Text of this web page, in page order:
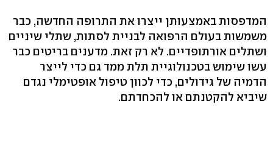
המדפסות באמצעותן ייצרו את התרופה החדשה, כבר
משמשות בעולם הרפואה לבניית לסתות, שתלי שיניים
ושתלים אורתופדיים. לא רק זאת. מדענים בריטים כבר
עשו שימוש בטכנולוגיית תלת ממד גם כדי לייצר
הדמיה של גידולים, כדי לכוון טיפול אופטימלי נגדם
שיביא להקטנתם או להכחדתם.